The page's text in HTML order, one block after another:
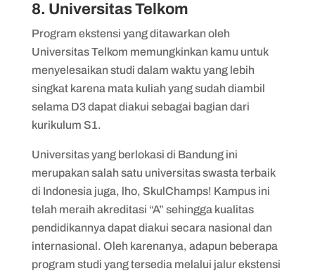
8. Universitas Telkom
Program ekstensi yang ditawarkan oleh
Universitas Telkom memungkinkan kamu untuk
menyelesaikan studi dalam waktu yang lebih
singkat karena mata kuliah yang sudah diambil
selama D3 dapat diakui sebagai bagian dari
kurikulum S1.
Universitas yang berlokasi di Bandung ini
merupakan salah satu universitas swasta terbaik
di Indonesia juga, lho, SkulChamps! Kampus ini
telah meraih akreditasi “A” sehingga kualitas
pendidikannya dapat diakui secara nasional dan
internasional. Oleh karenanya, adapun beberapa
program studi yang tersedia melalui jalur ekstensi